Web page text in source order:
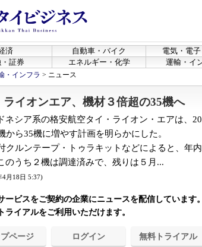
済 自動車・バイク 電気・電子
証券
エネルギー・化学 運輸・イ
・インフラ > ニュース
ライオンエア、機材３倍超の35機へ
シア系の格安航空タイ・ライオン・エアは、
から35機に増やす計画を明らかにした。
クルンテープ・トゥラキットなどによると、年
のうち２機は調達済みで、残りは５月...
4月18日 5:37)
ービスをご契約の企業にニュースを配信しています
ライアルをご利用いただけます。
プページ ログイン 無料トライアル